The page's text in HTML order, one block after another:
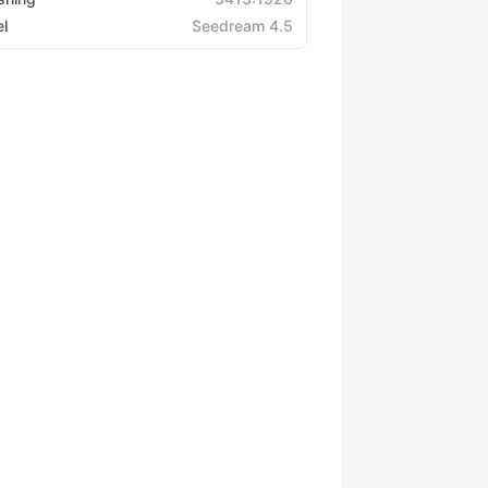
Seedream 4.5